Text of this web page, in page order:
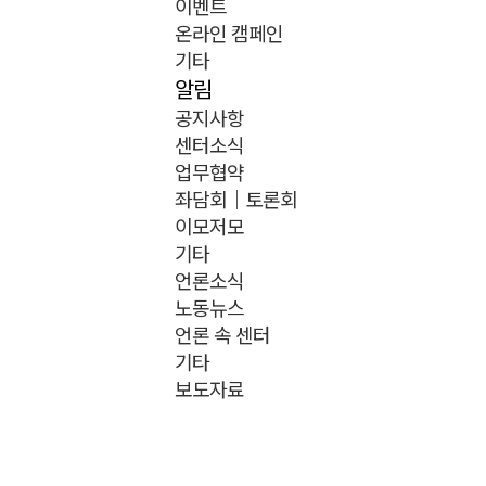
온라인 캠페인
기타
알림
공지사항
센터소식
업무협약
좌담회｜토론회
이모저모
기타
언론소식
노동뉴스
언론 속 센터
기타
보도자료